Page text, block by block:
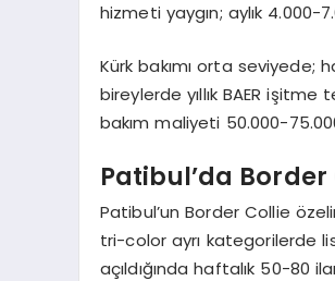
hizmeti yaygın; aylık
Kürk bakımı orta seviyede;
bireylerde yıllık BAER işitme
bakım maliyeti 50.000-
Patibul’da Border
Patibul’un Border Collie
tri-color ayrı kategorilerde
açıldığında haftalık 50-80